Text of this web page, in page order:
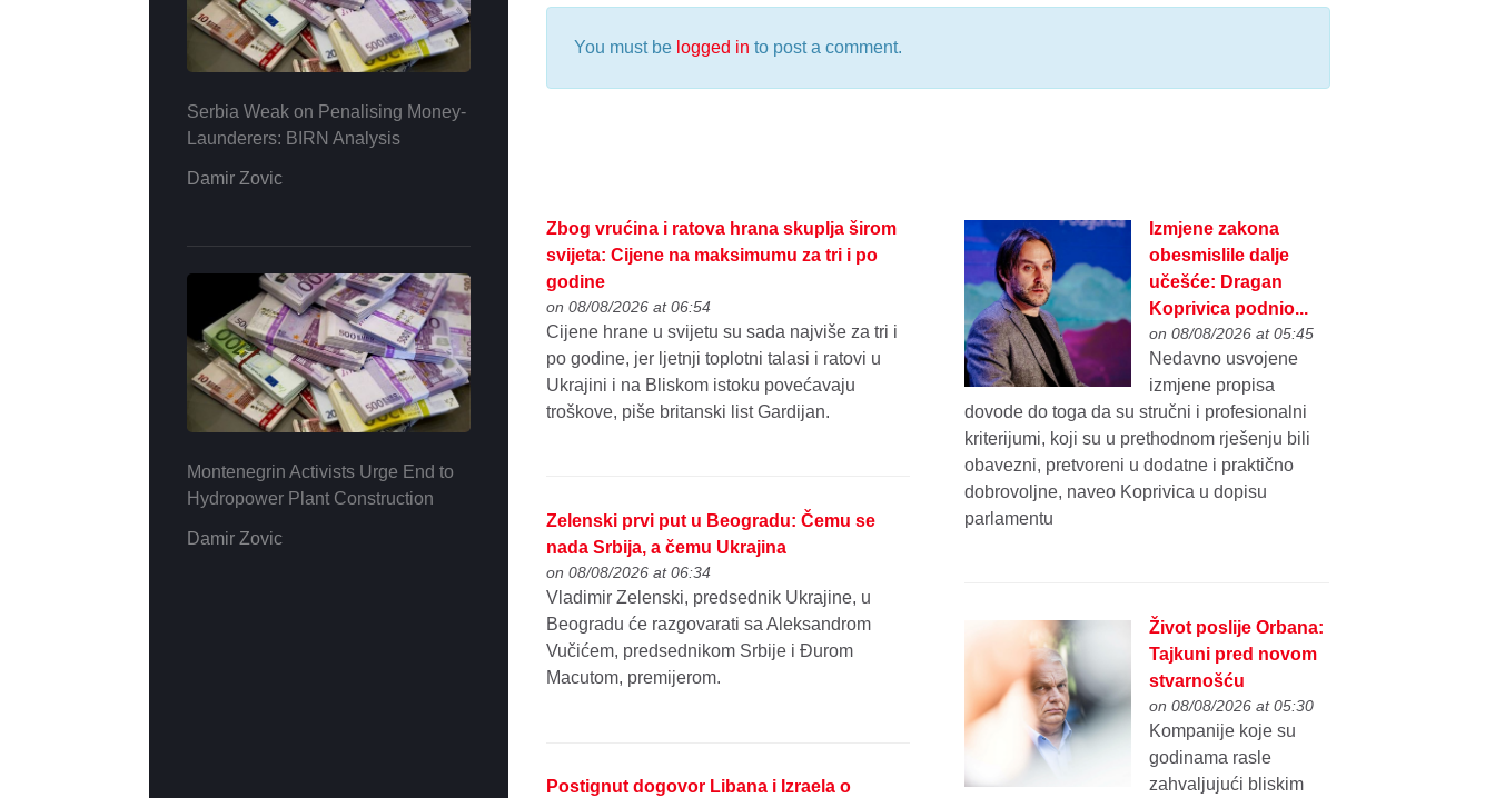
Serbia Weak on Penalising Money-
Launderers: BIRN Analysis
Damir Zovic
Montenegrin Activists Urge End to
Hydropower Plant Construction
Damir Zovic
You must be logged in to post a comment.
Zbog vrućina i ratova hrana skuplja širom
svijeta: Cijene na maksimumu za tri i po
godine
on 08/08/2026 at 06:54
Cijene hrane u svijetu su sada najviše za tri i
po godine, jer ljetnji toplotni talasi i ratovi u
Ukrajini i na Bliskom istoku povećavaju
troškove, piše britanski list Gardijan.
Zelenski prvi put u Beogradu: Čemu se
nada Srbija, a čemu Ukrajina
on 08/08/2026 at 06:34
Vladimir Zelenski, predsednik Ukrajine, u
Beogradu će razgovarati sa Aleksandrom
Vučićem, predsednikom Srbije i Đurom
Macutom, premijerom.
Postignut dogovor Libana i Izraela o
Izmjene zakona
obesmislile dalje
učešće: Dragan
Koprivica podnio...
on 08/08/2026 at 05:45
Nedavno usvojene
izmjene propisa
dovode do toga da su stručni i profesionalni
kriterijumi, koji su u prethodnom rješenju bili
obavezni, pretvoreni u dodatne i praktično
dobrovoljne, naveo Koprivica u dopisu
parlamentu
Život poslije Orbana:
Tajkuni pred novom
stvarnošću
on 08/08/2026 at 05:30
Kompanije koje su
godinama rasle
zahvaljujući bliskim